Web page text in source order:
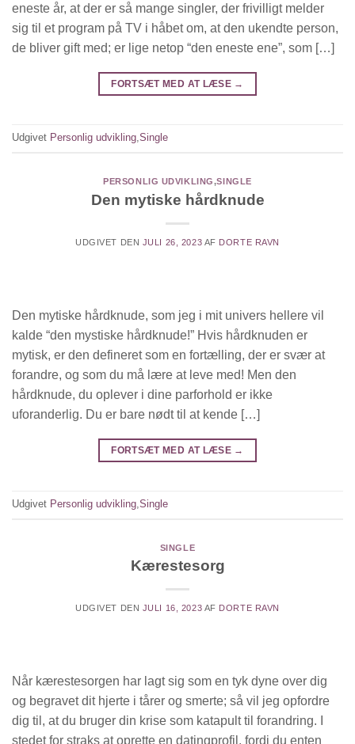
eneste år, at der er så mange singler, der frivilligt melder
sig til et program på TV i håbet om, at den ukendte person,
de bliver gift med; er lige netop “den eneste ene”, som […]
FORTSÆT MED AT LÆSE →
Udgivet Personlig udvikling,Single
PERSONLIG UDVIKLING,SINGLE
Den mytiske hårdknude
UDGIVET DEN JULI 26, 2023 AF DORTE RAVN
Den mytiske hårdknude, som jeg i mit univers hellere vil
kalde “den mystiske hårdknude!” Hvis hårdknuden er
mytisk, er den defineret som en fortælling, der er svær at
forandre, og som du må lære at leve med! Men den
hårdknude, du oplever i dine parforhold er ikke
uforanderlig. Du er bare nødt til at kende […]
FORTSÆT MED AT LÆSE →
Udgivet Personlig udvikling Single
SINGLE
Kærestesorg
UDGIVET DEN JULI 16, 2023 AF DORTE RAVN
Når kærestesorgen har lagt sig som en tyk dyne over dig
og begravet dit hjerte i tårer og smerte; så vil jeg opfordre
dig til, at du bruger din krise som katapult til forandring. I
stedet for straks at oprette en datingprofil, fordi du enten